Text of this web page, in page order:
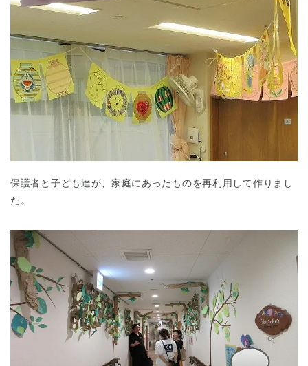
神奈川県 神奈川県 全域
保護者と子ども達が、家庭にあったものを再利用して作りまし
た。